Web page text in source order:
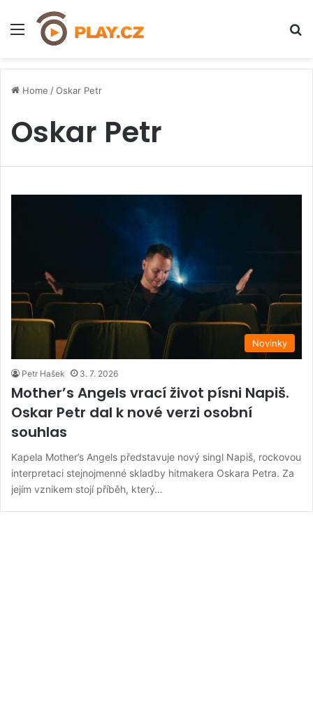
Menu
Home /Oskar Petr
Oskar Petr
Novinky
Petr Hašek 3. 7. 2026
Mother’s Angels vrací život písni Napiš.
Oskar Petr dal k nové verzi osobní
souhlas
Kapela Mother’s Angels představuje nový singl Napiš, rockovou
interpretaci stejnojmenné skladby hitmakera Oskara Petra. Za
jejím vznikem stojí příběh, který…